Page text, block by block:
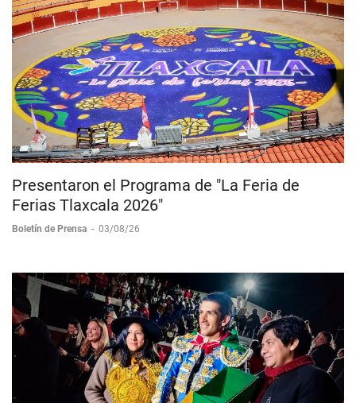
Presentaron el Programa de "La Feria de
Ferias Tlaxcala 2026"
Boletín de Prensa - 03/08/26